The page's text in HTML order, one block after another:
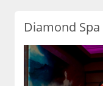
Diamond Spa